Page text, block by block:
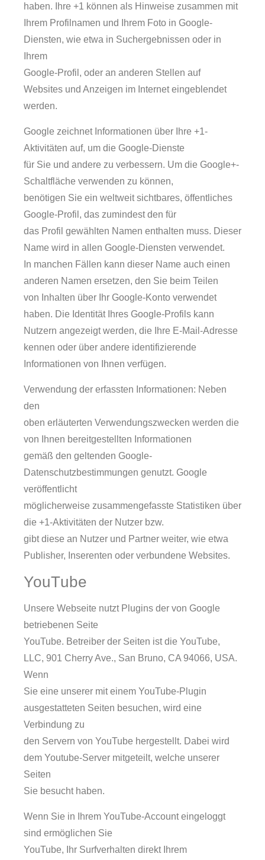
haben. Ihre +1 können als Hinweise zusammen mit
Ihrem Profilnamen und Ihrem Foto in Google-
Diensten, wie etwa in Suchergebnissen oder in
Ihrem
Google-Profil, oder an anderen Stellen auf
Websites und Anzeigen im Internet eingeblendet
werden.
Google zeichnet Informationen über Ihre +1-
Aktivitäten auf, um die Google-Dienste
für Sie und andere zu verbessern. Um die Google+-
Schaltfläche verwenden zu können,
benötigen Sie ein weltweit sichtbares, öffentliches
Google-Profil, das zumindest den für
das Profil gewählten Namen enthalten muss. Dieser
Name wird in allen Google-Diensten verwendet.
In manchen Fällen kann dieser Name auch einen
anderen Namen ersetzen, den Sie beim Teilen
von Inhalten über Ihr Google-Konto verwendet
haben. Die Identität Ihres Google-Profils kann
Nutzern angezeigt werden, die Ihre E-Mail-Adresse
kennen oder über andere identifizierende
Informationen von Ihnen verfügen.
Verwendung der erfassten Informationen: Neben
den
oben erläuterten Verwendungszwecken werden die
von Ihnen bereitgestellten Informationen
gemäß den geltenden Google-
Datenschutzbestimmungen genutzt. Google
veröffentlicht
möglicherweise zusammengefasste Statistiken über
die +1-Aktivitäten der Nutzer bzw.
gibt diese an Nutzer und Partner weiter, wie etwa
Publisher, Inserenten oder verbundene Websites.
YouTube
Unsere Webseite nutzt Plugins der von Google
betriebenen Seite
YouTube. Betreiber der Seiten ist die YouTube,
LLC, 901 Cherry Ave., San Bruno, CA 94066, USA.
Wenn
Sie eine unserer mit einem YouTube-Plugin
ausgestatteten Seiten besuchen, wird eine
Verbindung zu
den Servern von YouTube hergestellt. Dabei wird
dem Youtube-Server mitgeteilt, welche unserer
Seiten
Sie besucht haben.
Wenn Sie in Ihrem YouTube-Account eingeloggt
sind ermöglichen Sie
YouTube, Ihr Surfverhalten direkt Ihrem